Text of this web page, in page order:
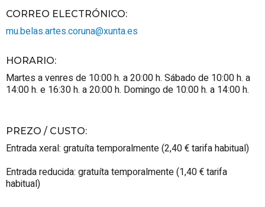
CORREO ELECTRÓNICO:
mu.belas.artes.coruna@xunta.es
HORARIO:
Martes a venres de 10:00 h. a 20:00 h. Sábado de 10:00 h. a
14:00 h. e 16:30 h. a 20:00 h. Domingo de 10:00 h. a 14:00 h.
PREZO / CUSTO:
Entrada xeral: gratuíta temporalmente (2,40 € tarifa habitual)
Entrada reducida: gratuíta temporalmente (1,40 € tarifa
habitual)